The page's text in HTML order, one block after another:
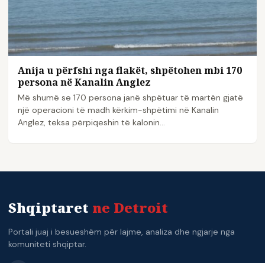
Anija u përfshi nga flakët, shpëtohen mbi 170
persona në Kanalin Anglez
Më shumë se 170 persona janë shpëtuar të martën gjatë
një operacioni të madh kërkim-shpëtimi në Kanalin
Anglez, teksa përpiqeshin të kalonin…
Shqiptaret ne Detroit
Portali juaj i besueshëm për lajme, analiza dhe ngjarje nga
komuniteti shqiptar.